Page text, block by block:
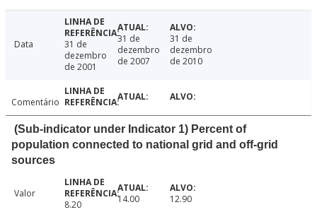
Data
31 de
dezembro
de 2001
31 de
dezembro
de 2007
31 de
dezembro
de 2010
Comentário
(Sub-indicator under Indicator 1) Percent of
population connected to national grid and off-grid
sources
Valor
8.20
14.00 12.90